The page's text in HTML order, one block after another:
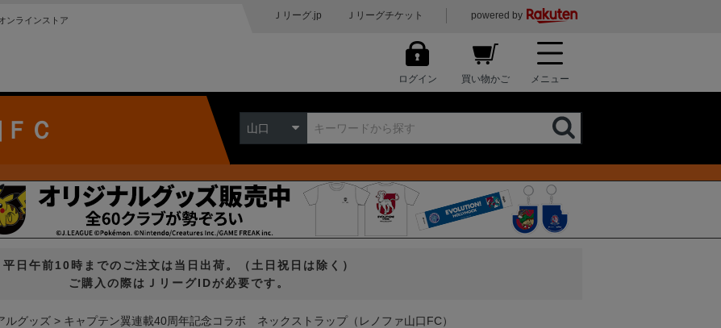
ンラインストア Ｊリーグ.jp Ｊリーグチケット powered by
ログイン 買い物かご メニュー
Ｃ 山口
平日午前10時までのご注文は当日出荷。（土日祝日は除く）
ご購入の際はＪリーグIDが必要です。
ルグッズ キャプテン翼連載40周年記念コラボ ネックストラップ（レノファ山口FC）